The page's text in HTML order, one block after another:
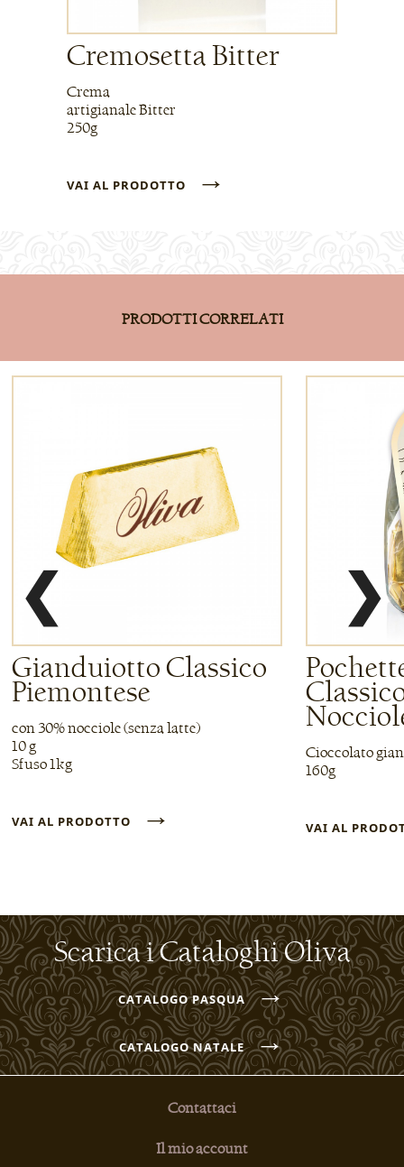
Cremosetta Bitter
Crema
artigianale Bitter
250g
VAI AL PRODOTTO →
PRODOTTI CORRELATI
❮
Gianduiotto Classico
Piemontese
con 30% nocciole (senza latte)
10 g
Sfuso 1kg
VAI AL PRODOTTO →
Cioccolato
160g
VAI AL
❯
Scarica i Cataloghi Oliva
CATALOGO PASQUA→
CATALOGO NATALE→
Contattaci
Il mio account